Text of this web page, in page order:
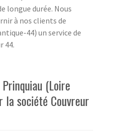
longue durée. Nous
à nos clients de
44) un service de
44.
(Loire
société Couvreur